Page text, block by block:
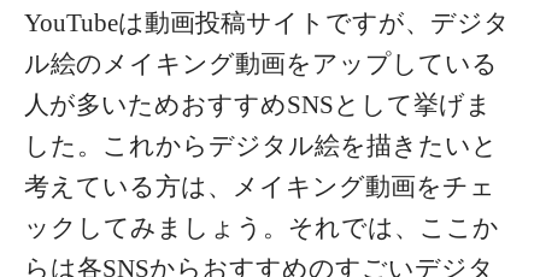
YouTubeは動画投稿サイトですが、デジタ
ル絵のメイキング動画をアップしている
人が多いためおすすめSNSとして挙げま
した。これからデジタル絵を描きたいと
考えている方は、メイキング動画をチェ
ックしてみましょう。 それでは、ここか
らは各SNSからおすすめのすごいデジタ